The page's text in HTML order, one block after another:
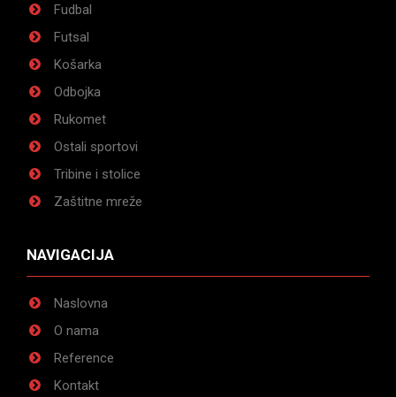
Fudbal
Futsal
Košarka
Odbojka
Rukomet
Ostali sportovi
Tribine i stolice
Zaštitne mreže
NAVIGACIJA
Naslovna
O nama
Reference
Kontakt